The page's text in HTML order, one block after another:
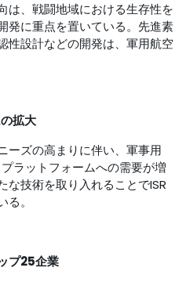
は、戦闘地域における生存性を
発に重点を置いている。先進素
性設計などの開発は、軍用航空
拡大
ーズの高まりに伴い、軍事用
ラットフォームへの需要が増
な技術を取り入れることでISR
。
プ25企業